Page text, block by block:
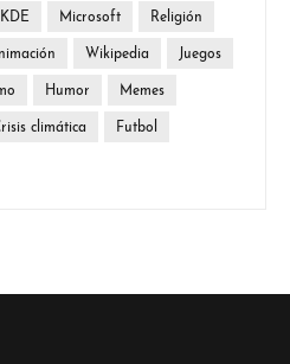
KDE Microsoft Religión
Wikipedia Juegos
Humor Memes
climática Futbol